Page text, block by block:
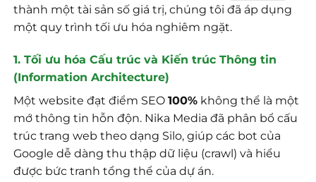
thành một tài sản số giá trị, chúng tôi đã áp dụng
một quy trình tối ưu hóa nghiêm ngặt.
1. Tối ưu hóa Cấu trúc và Kiến trúc Thông tin
(Information Architecture)
Một website đạt điểm SEO100% không thể là một
mớ thông tin hỗn độn. Nika Media đã phân bổ cấu
trúc trang web theo dạng Silo, giúp các bot của
Google dễ dàng thu thập dữ liệu (crawl) và hiểu
được bức tranh tổng thể của dự án.